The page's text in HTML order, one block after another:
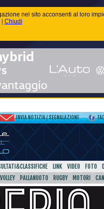
nel sito acconsenti al loro
| Chiudi
INVIA NOTIZIA / SEGNALAZIONE
LINK VIDEO FOTO
VOLLEY PALLANUOTO RUGBY MOTORI